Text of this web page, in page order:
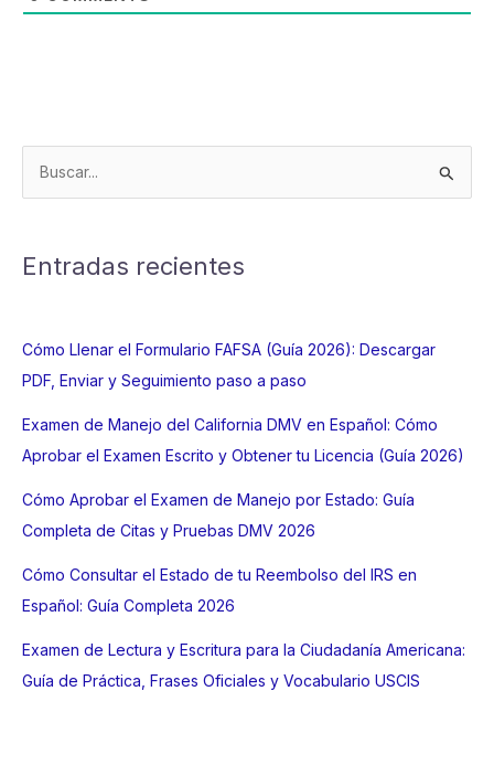
p
o
Entradas recientes
Cómo Llenar el Formulario FAFSA (Guía 2026): Descargar
PDF, Enviar y Seguimiento paso a paso
Examen de Manejo del California DMV en Español: Cómo
Aprobar el Examen Escrito y Obtener tu Licencia (Guía 2026)
Cómo Aprobar el Examen de Manejo por Estado: Guía
Completa de Citas y Pruebas DMV 2026
Cómo Consultar el Estado de tu Reembolso del IRS en
Español: Guía Completa 2026
Examen de Lectura y Escritura para la Ciudadanía Americana:
Guía de Práctica, Frases Oficiales y Vocabulario USCIS